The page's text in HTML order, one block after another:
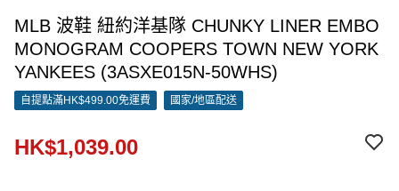
MLB 波鞋 紐約洋基隊 CHUNKY LINER EMBO
MONOGRAM COOPERS TOWN NEW YORK
YANKEES (3ASXE015N-50WHS)
自提點滿HK$499.00免運費 國家/地區配送
HK$1,039.00